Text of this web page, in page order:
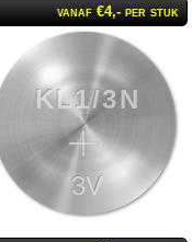
vanaf €4,- per stuk
KL1/3N
3V